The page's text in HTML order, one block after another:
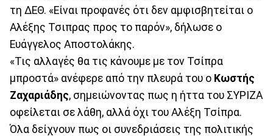
τη ΔΕΘ. «Είναι προφανές ότι δεν αμφισβητείται ο
Αλέξης Τσιπρας προς το παρόν», δήλωσε ο
Ευάγγελος Αποστολάκης.
«Τις αλλαγές θα τις κάνουμε με τον Τσίπρα
μπροστά» ανέφερε από την πλευρά του ο Κωστής
Ζαχαριάδης, σημειώνοντας πως η ήττα του ΣΥΡΙΖΑ
οφείλεται σε λάθη, αλλά όχι του Αλέξη Τσίπρα.
Όλα δείχνουν πως οι συνεδριάσεις της πολιτικής